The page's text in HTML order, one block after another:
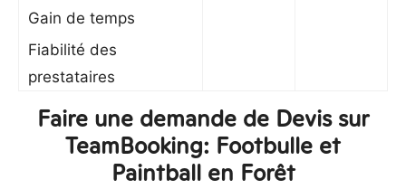
Gain de temps
Fiabilité des
prestataires
Faire une demande de Devis sur
TeamBooking: Footbulle et
Paintball en Forêt